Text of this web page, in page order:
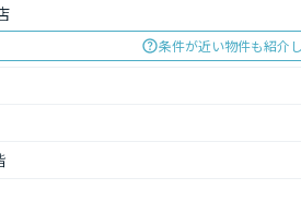
条件が近い物件も紹介